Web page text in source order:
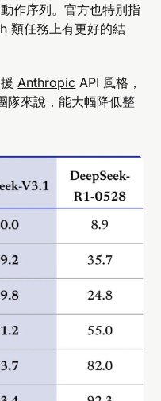
作序列。官方也特別指
類任務上有更好的結
Anthropic API 風格，
隊來說，能大幅降低整